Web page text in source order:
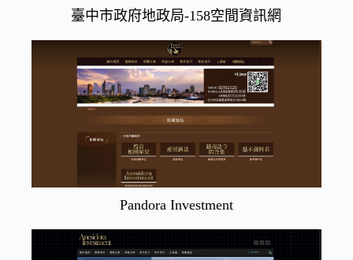
臺中市政府地政局-158空間資訊網
Pandora Investment